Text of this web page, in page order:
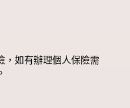
，如有辦理個人保險需